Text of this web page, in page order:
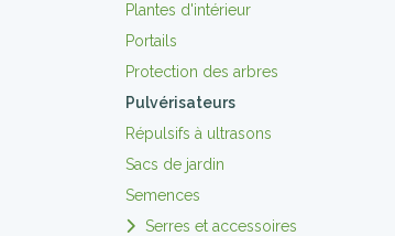
Plantes d'intérieur
Portails
Protection des arbres
Pulvérisateurs
Répulsifs à ultrasons
Sacs de jardin
Semences
Serres et accessoires